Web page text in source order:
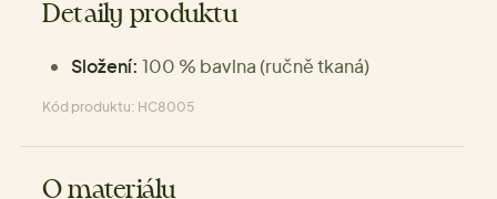
Detaily produktu
Složení: 100 % bavlna (ručně tkaná)
Kód produktu: HC8005
O materiálu